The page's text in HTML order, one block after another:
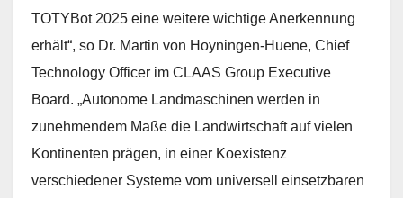
TOTYBot 2025 eine weitere wichtige Anerkennung
erhält“, so Dr. Martin von Hoyningen-Huene, Chief
Technology Officer im CLAAS Group Executive
Board. „Autonome Landmaschinen werden in
zunehmendem Maße die Landwirtschaft auf vielen
Kontinenten prägen, in einer Koexistenz
verschiedener Systeme vom universell einsetzbaren